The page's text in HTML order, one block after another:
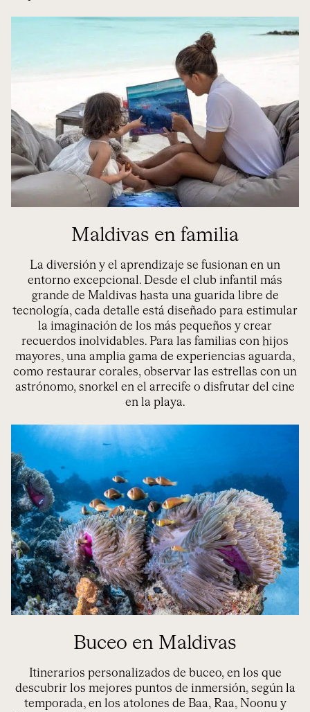
Maldivas en familia
La diversión y el aprendizaje se fusionan en un
entorno excepcional. Desde el club infantil más
grande de Maldivas hasta una guarida libre de
tecnología, cada detalle está diseñado para estimular
la imaginación de los más pequeños y crear
recuerdos inolvidables. Para las familias con hijos
mayores, una amplia gama de experiencias aguarda,
como restaurar corales, observar las estrellas con un
astrónomo, snorkel en el arrecife o disfrutar del cine
en la playa.
Buceo en Maldivas
Itinerarios personalizados de buceo, en los que
descubrir los mejores puntos de inmersión, según la
temporada, en los atolones de Baa, Raa, Noonu y